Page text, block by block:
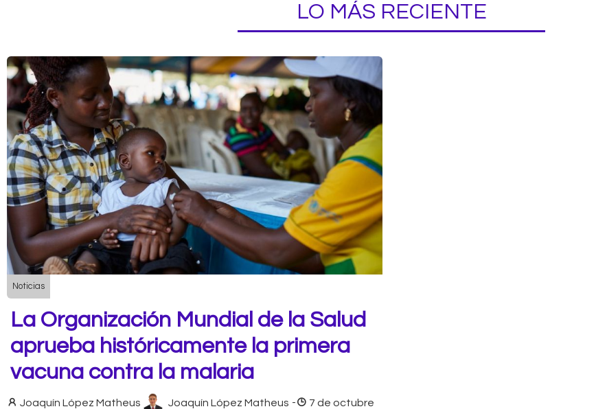
LO MÁS RECIENTE
Noticias
La Organización Mundial de la Salud
aprueba históricamente la primera
vacuna contra la malaria
Joaquín López Matheus Joaquín López Matheus - 7 de octubre